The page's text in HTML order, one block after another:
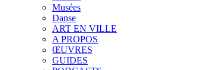
Musées
Danse
ART EN VILLE
A PROPOS
ŒUVRES
GUIDES